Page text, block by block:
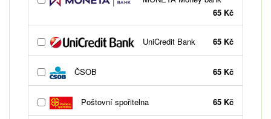
65 Kč
UniCredit Bank 65 Kč
ČSOB 65 Kč
Poštovní spořitelna 65 Kč